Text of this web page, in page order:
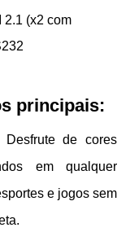
2.1 (x2 com
principais:
Desfrute de cores
em qualquer
e jogos sem